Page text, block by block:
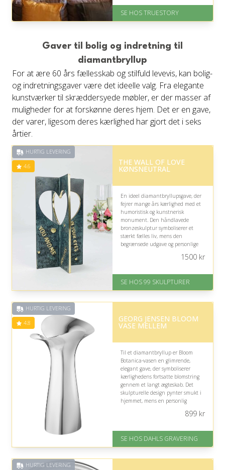
Eller lav digitalt gavekort med det
på 4.7 ud af 5
SE HOS TRUESTORY
Gaver til bolig og indretning til
diamantbryllup
For at ære 60 års fællesskab og stilfuld levevis, kan bolig-
og indretningsgaver være det ideelle valg. Fra elegante
kunstværker til skræddersyede møbler, er der masser af
muligheder for at forskønne deres hjem. Det er en gave,
der varer, ligesom deres kærlighed har gjort det i seks
årtier.
HURTIG LEVERING
4.6 THE WALL OF LOVE
KØNSNEUTRAL
En ideel diamantbryllupsgave, der
fejrer mange års kærlighed med et
humoristisk og kunstnerisk
monument. Den håndlavede
bronzeskulptur symboliserer et
stærkt fælles liv, mens den
begrænsede udgave og personlige
denne betydningsfulde mærkedag.
På lager
Levering: 1-2 dage
Fremragende Trustpilot rating
1500kr
SE HOS 99 SKULPTURER
HURTIG LEVERING
4.8 GEORG JENSEN BLOOM
VASE MELLEM
Til et diamantbryllup er Bloom
Botanica-vasen en glimrende,
elegant gave, der symboliserer
kærlighedens fortsatte blomstring
gennem et langt ægteskab. Det
skulpturelle design pynter smukt i
hjemmet, mens en personlig
På lager
Levering: 2-3 dage
Fremragende Trustpilot rating
899kr
SE HOS DAHLS GRAVERING
HURTIG LEVERING